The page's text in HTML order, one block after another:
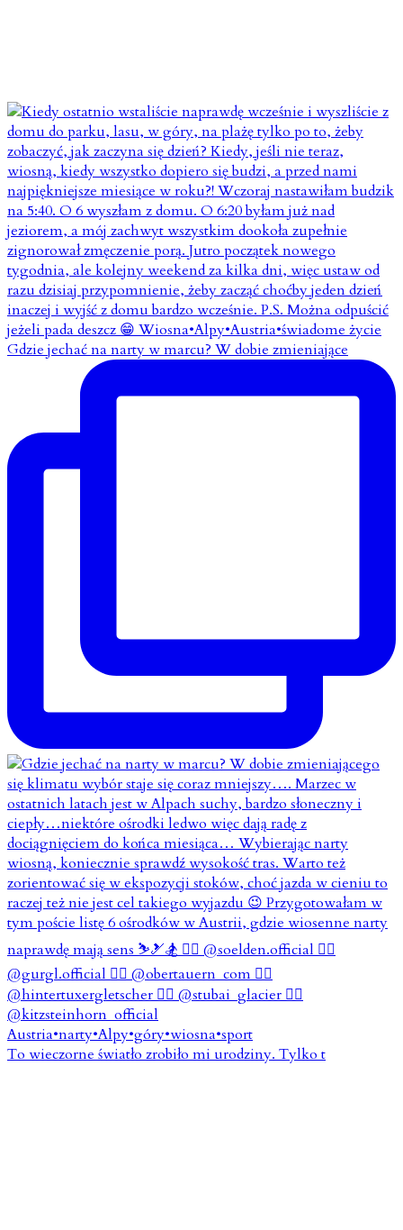
Gdzie jechać na narty w marcu? W dobie zmieniające
To wieczorne światło zrobiło mi urodziny. Tylko t